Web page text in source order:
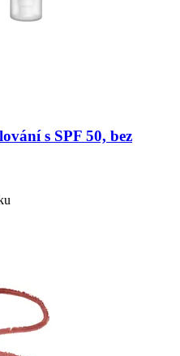
s SPF 50, bez